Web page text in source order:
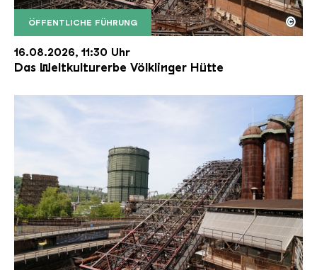
ÖFFENTLICHE FÜHRUNG
Der Erzschrägaufzug der Völklinger Hütte mit
Copyright: Weltkulturerbe Völklinger Hütte | Karl
©
16.08.2026, 11:30 Uhr
Das Weltkulturerbe Völklinger Hütte